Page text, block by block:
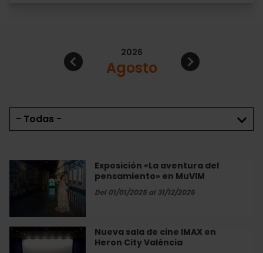
Exposición «La aventura del
pensamiento» en MuVIM
Del 01/01/2025 al 31/12/2026
Exposición
pensamiento»
en
MuVIM
Nueva sala de cine IMAX en
Heron City València
Nueva
sala
Continuar2026
Agosto Prev